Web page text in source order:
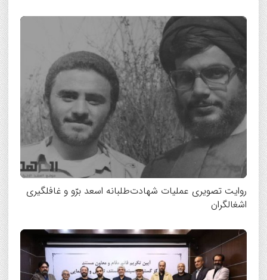
روایت تصویری عملیات شهادت‌طلبانه اسعد برّو و غافلگیری
اشغالگران